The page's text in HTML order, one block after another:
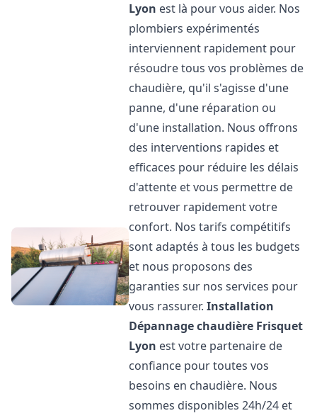
Lyon est là pour vous aider. Nos
plombiers expérimentés
interviennent rapidement pour
résoudre tous vos problèmes de
chaudière, qu'il s'agisse d'une
panne, d'une réparation ou
d'une installation. Nous offrons
des interventions rapides et
efficaces pour réduire les délais
d'attente et vous permettre de
retrouver rapidement votre
confort. Nos tarifs compétitifs
sont adaptés à tous les budgets
et nous proposons des
garanties sur nos services pour
vous rassurer.Installation
Dépannage chaudière Frisquet
Lyon est votre partenaire de
confiance pour toutes vos
besoins en chaudière. Nous
sommes disponibles 24h/24 et